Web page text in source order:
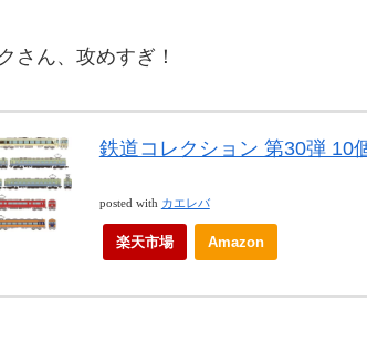
さん、攻めすぎ！
鉄道コレクション 第30弾 10
posted with カエレバ
楽天市場 Amazon